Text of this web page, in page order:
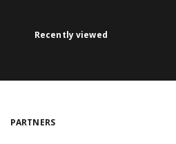
Recently viewed
PARTNERS